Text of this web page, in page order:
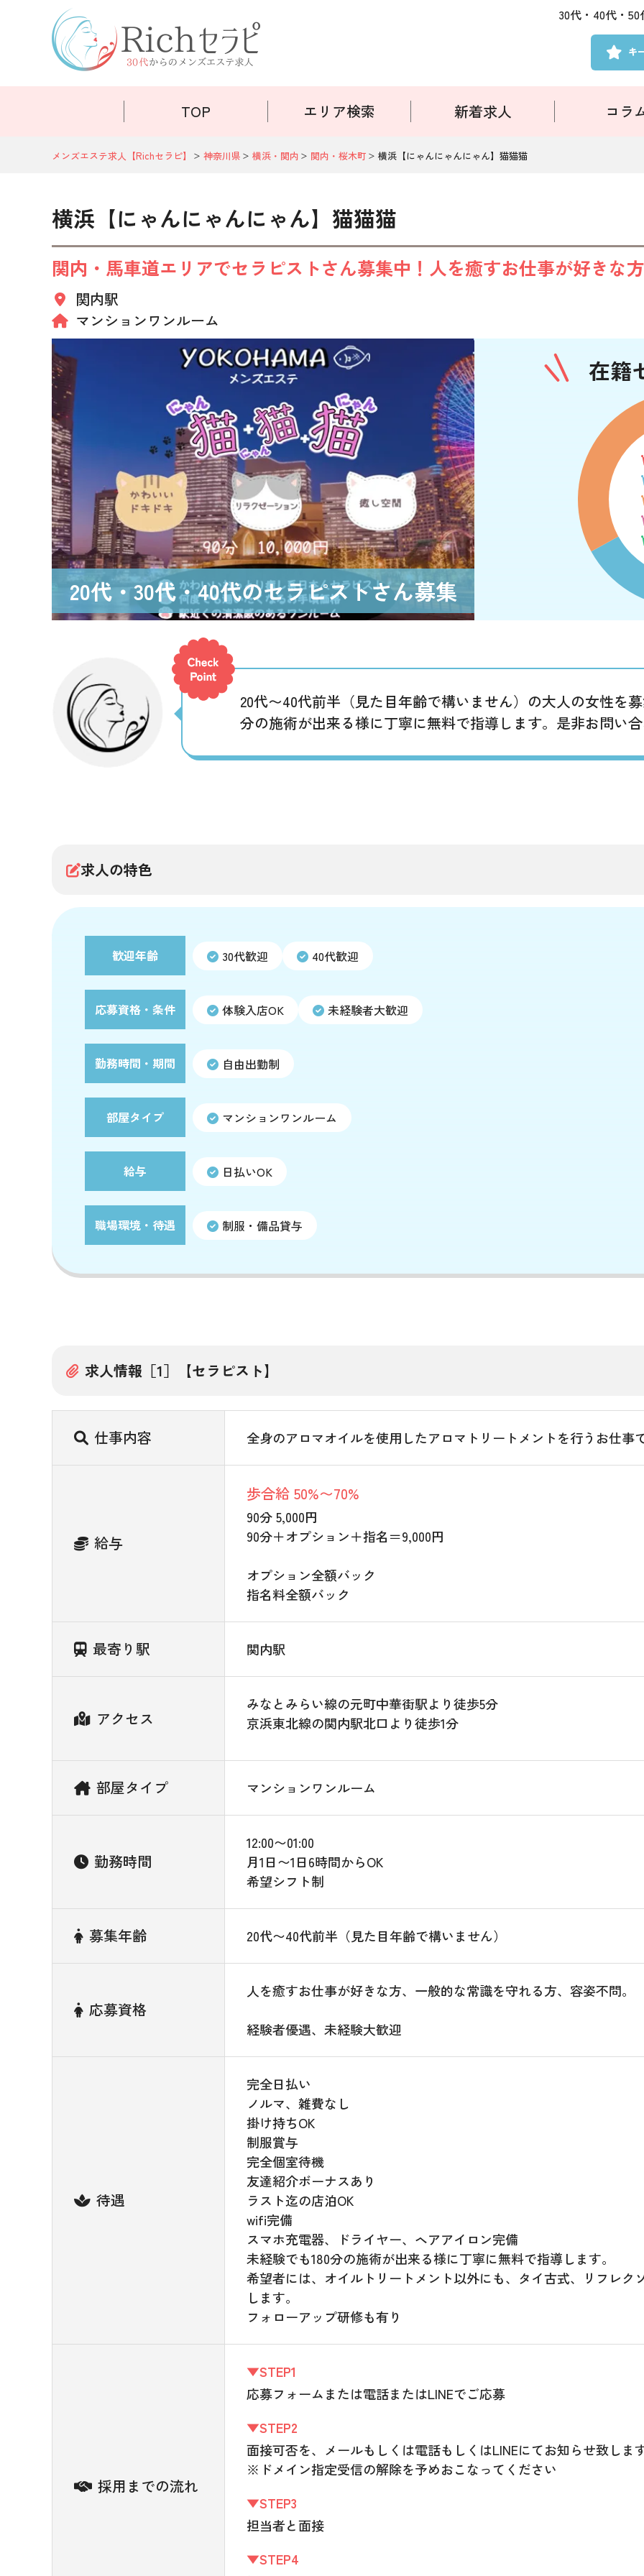
30代・40代・
キ
TOP エリア検索 新着求人 コラ
メンズエステ求人【Richセラピ】 神奈川県 横浜・関内 関内・桜木町 横浜【にゃんにゃんにゃん】猫猫猫
横浜【にゃんにゃんにゃん】猫猫猫
関内・馬車道エリアでセラピストさん募集中！人を癒すお仕事が好きな
関内駅
マンションワンルーム
20代・30代・40代のセラピストさん募集
在籍
20代〜40代前半（見た目年齢で構いません）の大人の女性を
分の施術が出来る様に丁寧に無料で指導します。是非お問い
求人の特色
歓迎年齢 30代歓迎 40代歓迎
応募資格・条件 体験入店OK 未経験者大歓迎
勤務時間・期間 自由出勤制
部屋タイプ マンションワンルーム
給与 日払いOK
職場環境・待遇 制服・備品貸与
求人情報［1］【セラピスト】
仕事内容 全身のアロマオイルを使用したアロマトリートメントを行うお仕事
給与
歩合給 50%〜70%
90分 5,000円
90分＋オプション＋指名＝9,000円
オプション全額バック
指名料全額バック
最寄り駅 関内駅
アクセス
みなとみらい線の元町中華街駅より徒歩5分
京浜東北線の関内駅北口より徒歩1分
部屋タイプ マンションワンルーム
勤務時間
12:00〜01:00
月1日〜1日6時間からOK
希望シフト制
募集年齢 20代〜40代前半（見た目年齢で構いません）
応募資格
人を癒すお仕事が好きな方、一般的な常識を守れる方、容姿不問。
経験者優遇、未経験大歓迎
待遇
完全日払い
ノルマ、雑費なし
掛け持ちOK
制服賞与
完全個室待機
友達紹介ボーナスあり
ラスト迄の店泊OK
wifi完備
スマホ充電器、ドライヤー、ヘアアイロン完備
未経験でも180分の施術が出来る様に丁寧に無料で指導します。
希望者には、オイルトリートメント以外にも、タイ古式、リフレク
します。
フォローアップ研修も有り
採用までの流れ
▼STEP1
応募フォームまたは電話またはLINEでご応募
▼STEP2
面接可否を、メールもしくは電話もしくはLINEにてお知らせ致しま
※ドメイン指定受信の解除を予めおこなってください
▼STEP3
担当者と面接
▼STEP4